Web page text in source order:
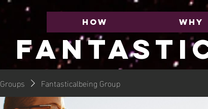
HOW WHY
Groups Fantasticalbeing Group